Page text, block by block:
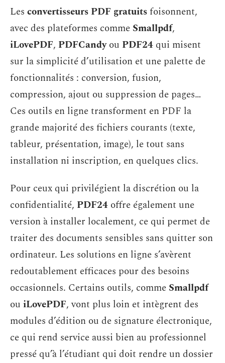
Les convertisseurs PDF gratuitsfoisonnent,
avec des plateformes comme Smallpdf,
iLovePDF, PDFCandyou PDF24 qui misent
sur la simplicité d’utilisation et une palette de
fonctionnalités : conversion, fusion,
compression, ajout ou suppression de pages…
Ces outils en ligne transforment en PDF la
grande majorité des fichiers courants (texte,
tableur, présentation, image), le tout sans
installation ni inscription, en quelques clics.
Pour ceux qui privilégient la discrétion ou la
confidentialité, PDF24 offre également une
version à installer localement, ce qui permet de
traiter des documents sensibles sans quitter son
ordinateur. Les solutions en ligne s’avèrent
redoutablement efficaces pour des besoins
occasionnels. Certains outils, comme Smallpdf
ou iLovePDF, vont plus loin et intègrent des
modules d’édition ou de signature électronique,
ce qui rend service aussi bien au professionnel
pressé qu’à l’étudiant qui doit rendre un dossier